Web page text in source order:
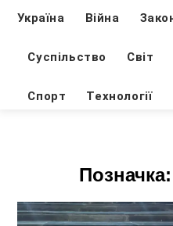
Україна Війна
Суспільство Світ
Спорт Технології
Позначка: